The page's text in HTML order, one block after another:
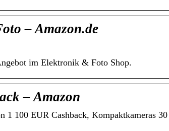
– Amazon.de
im Elektronik & Foto Shop.
– Amazon
100 EUR Cashback, Kompaktkameras